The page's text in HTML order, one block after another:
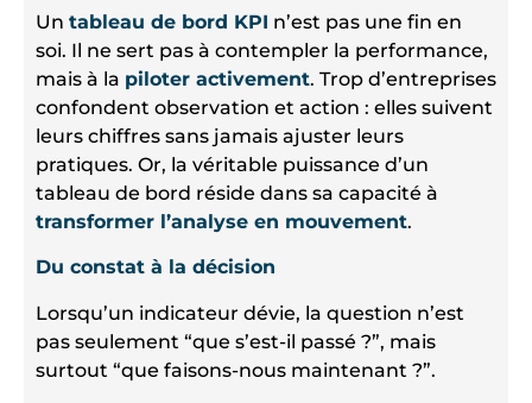
Un tableau de bord KPI n’est pas une fin en
soi. Il ne sert pas à contempler la performance,
mais à la piloter activement. Trop d’entreprises
confondent observation et action : elles suivent
leurs chiffres sans jamais ajuster leurs
pratiques. Or, la véritable puissance d’un
tableau de bord réside dans sa capacité à
transformer l’analyse en mouvement.
Du constat à la décision
Lorsqu’un indicateur dévie, la question n’est
pas seulement “que s’est-il passé ?”, mais
surtout “que faisons-nous maintenant ?”.